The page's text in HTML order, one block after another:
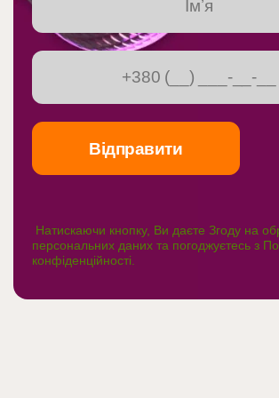
Натискаючи кнопку, Ви даєте Згоду на
персональних даних та погоджуєтесь з
конфіденційності.